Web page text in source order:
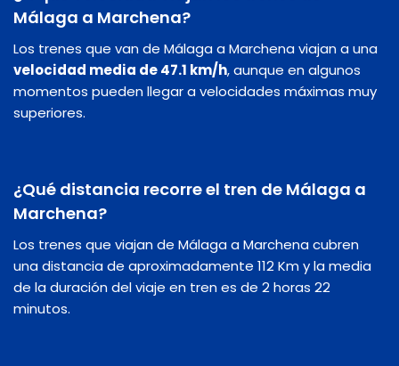
Málaga a Marchena?
Los trenes que van de Málaga a Marchena viajan a una
velocidad media de 47.1 km/h, aunque en algunos
momentos pueden llegar a velocidades máximas muy
superiores.
¿Qué distancia recorre el tren de Málaga a
Marchena?
Los trenes que viajan de Málaga a Marchena cubren
una distancia de aproximadamente 112 Km y la media
de la duración del viaje en tren es de 2 horas 22
minutos.